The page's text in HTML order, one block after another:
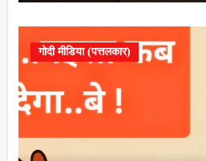
गोदी मीडिया (पत्तलकार)